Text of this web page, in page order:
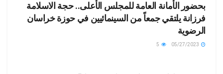
بحضور الأمانة العامة للمجلس الأعلى.. حجة الاسلامة
فرزانة يلتقي جمعاً من السينمائيين في حوزة خراسان
الرضوية